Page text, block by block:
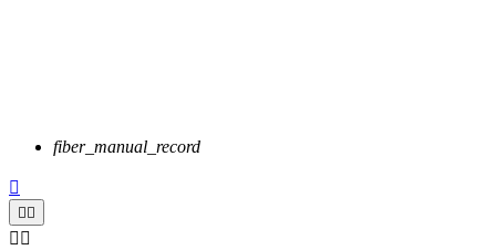
fiber_manual_record

 
 